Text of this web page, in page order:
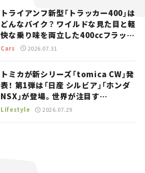
トライアンフ新型「トラッカー400」は
どんなバイク？ ワイルドな見た目と軽
快な乗り味を両立した400ccフラット
トラッカー【試乗レビュー】
Cars 2026.07.31
トミカが新シリーズ「tomica CW」発
表！ 第1弾は「日産 シルビア」「ホンダ
NSX」が登場。世界が注目す
る“JDM”に焦点【クルマとホビー】
Lifestyle 2026.07.29